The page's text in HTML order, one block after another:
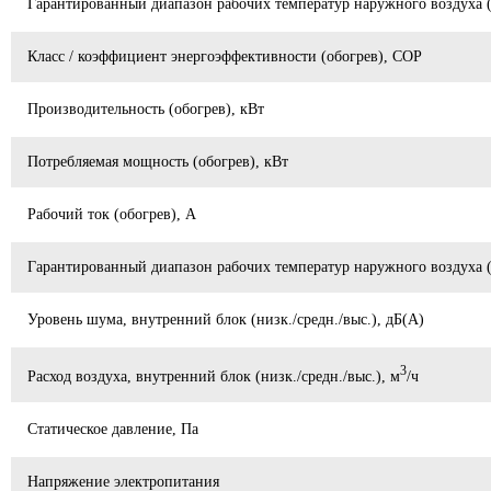
Гарантированный диапазон рабочих температур наружного
Класс / коэффициент энергоэффективности (обогрев), COP
Производительность (обогрев), кВт
Потребляемая мощность (обогрев), кВт
Рабочий ток (обогрев), А
Гарантированный диапазон рабочих температур наружного воздуха
Уровень шума, внутренний блок (низк./средн./выс.), дБ(А)
Расход воздуха, внутренний блок (низк./средн./выс.), м3/ч
Статическое давление, Па
Напряжение электропитания